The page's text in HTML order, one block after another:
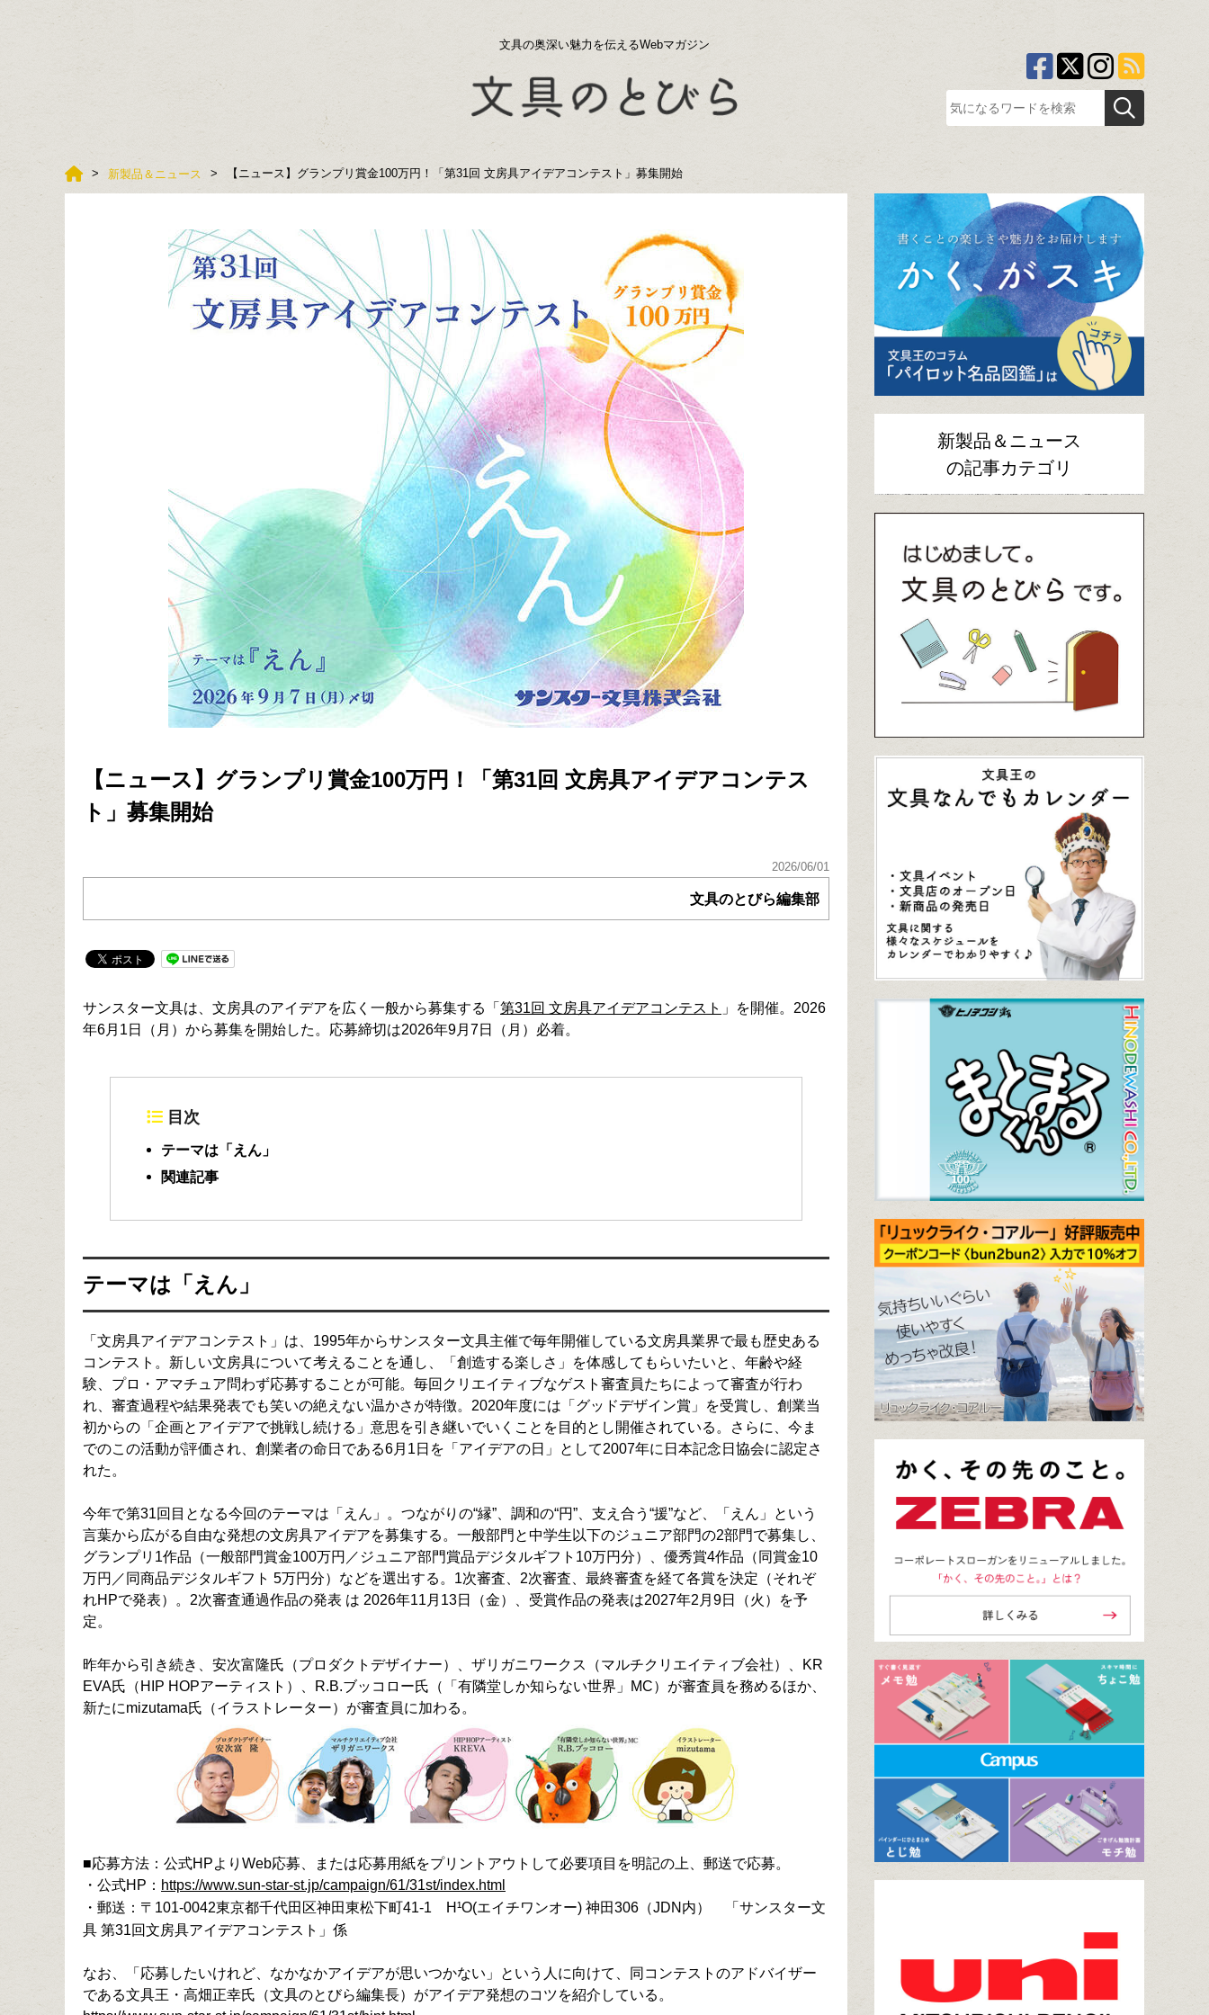
文具の奥深い魅力を伝えるWebマガジン
新製品＆ニュース 【ニュース】グランプリ賞金100万円！「第31回 文房具アイデアコンテスト」募集開始
【ニュース】グランプリ賞金100万円！「第31回 文房具アイデアコンテス
ト」募集開始
2026/06/01
文具のとびら編集部
サンスター文具は、文房具のアイデアを広く一般から募集する「 第31回 文房具アイデアコンテスト 」を開催。2026
年6月1日（月）から募集を開始した。応募締切は2026年9月7日（月）必着。
目次
テーマは「えん」
関連記事
テーマは「えん」
「文房具アイデアコンテスト」は、1995年からサンスター文具主催で毎年開催している文房具業界で最も歴史ある
コンテスト。新しい文房具について考えることを通し、「創造する楽しさ」を体感してもらいたいと、年齢や経
験、プロ・アマチュア問わず応募することが可能。毎回クリエイティブなゲスト審査員たちによって審査が行わ
れ、審査過程や結果発表でも笑いの絶えない温かさが特徴。2020年度には「グッドデザイン賞」を受賞し、創業当
初からの「企画とアイデアで挑戦し続ける」意思を引き継いでいくことを目的とし開催されている。さらに、今ま
でのこの活動が評価され、創業者の命日である6月1日を「アイデアの日」として2007年に日本記念日協会に認定さ
れた。
今年で第31回目となる今回のテーマは「えん」。つながりの“縁”、調和の“円”、支え合う“援”など、「えん」という
言葉から広がる自由な発想の文房具アイデアを募集する。一般部門と中学生以下のジュニア部門の2部門で募集し、
グランプリ1作品（一般部門賞金100万円／ジュニア部門賞品デジタルギフト10万円分）、優秀賞4作品（同賞金10
万円／同商品デジタルギフト 5万円分）などを選出する。1次審査、2次審査、最終審査を経て各賞を決定（それぞ
れHPで発表）。2次審査通過作品の発表 は 2026年11⽉13⽇（金）、受賞作品の発表は2027年2⽉9⽇（火）を予
定。
昨年から引き続き、安次富隆氏（プロダクトデザイナー）、ザリガニワークス（マルチクリエイティブ会社）、KR
EVA氏（HIP HOPアーティスト）、R.B.ブッコロー氏（「有隣堂しか知らない世界」MC）が審査員を務めるほか、
新たにmizutama氏（イラストレーター）が審査員に加わる。
■応募方法：公式HPよりWeb応募、または応募⽤紙をプリントアウトして必要項⽬を明記の上、郵送で応募。
・公式HP： https://www.sun-star-st.jp/campaign/61/31st/index.html
・郵送：〒101-0042東京都千代田区神田東松下町41-1 H¹O(エイチワンオー) 神田306（JDN内） 「サンスター文
具 第31回文房具アイデアコンテスト」係
なお、「応募したいけれど、なかなかアイデアが思いつかない」という人に向けて、同コンテストのアドバイザー
である文具王・高畑正幸氏（文具のとびら編集長）がアイデア発想のコツを紹介している。
新製品＆ニュース
の記事カテゴリ